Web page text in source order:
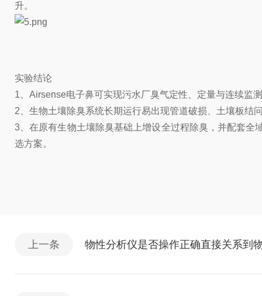
升。
实验结论
1、Airsense电子鼻可实现污水厂臭气定性、定量与连续监
2、生物土壤除臭系统长期运行易出现管道破损、土壤板结
3、在原有生物土壤除臭基础上增设全过程除臭，并配套
选方案。
上一条 物性分析仪是否操作正确直接关系到